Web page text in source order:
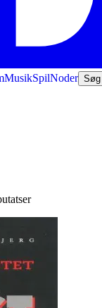
MusikSpilNoder Søg